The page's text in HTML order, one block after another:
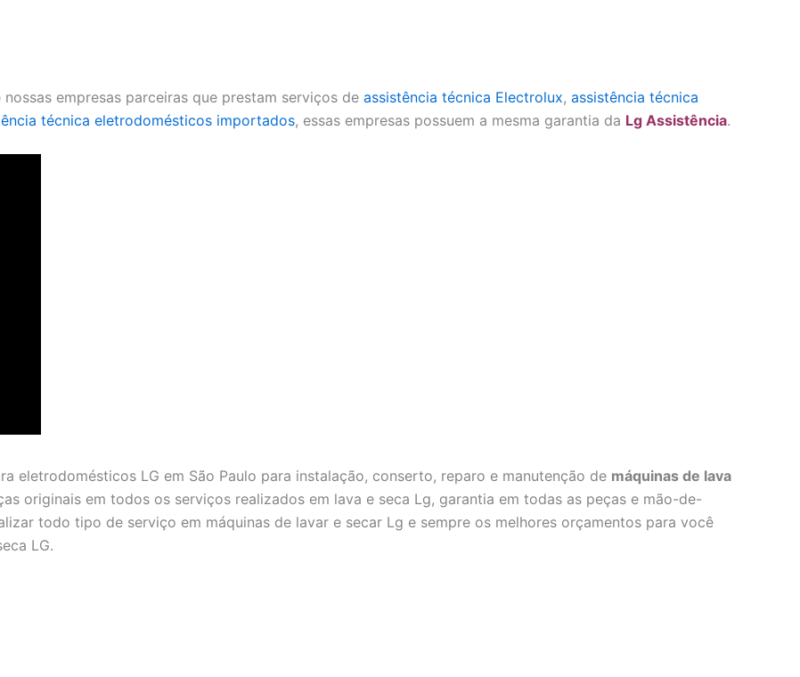
empresas parceiras que prestam serviços de assistência técnica Electrolux, assistência técnica
técnica eletrodomésticos importados, essas empresas possuem a mesma garantia da Lg Assistência.
eletrodomésticos LG em São Paulo para instalação, conserto, reparo e manutenção de máquinas de lava
originais em todos os serviços realizados em lava e seca Lg, garantia em todas as peças e mão-de-
todo tipo de serviço em máquinas de lavar e secar Lg e sempre os melhores orçamentos para você
LG.